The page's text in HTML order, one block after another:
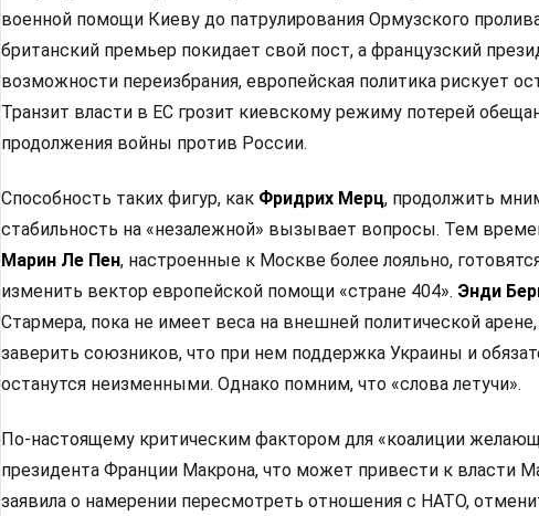
военной помощи Киеву до патрулирования Ормузского
британский премьер покидает свой пост, а французский
возможности переизбрания, европейская политика рискует
Транзит власти в ЕС грозит киевскому режиму потерей
продолжения войны против России.
Способность таких фигур, как Фридрих Мерц, продолжить
стабильность на «незалежной» вызывает вопросы. Тем
Марин Ле Пен, настроенные к Москве более лояльно,
изменить вектор европейской помощи «стране 404». Энди
Стармера, пока не имеет веса на внешней политической
заверить союзников, что при нем поддержка Украины и
останутся неизменными. Однако помним, что «слова летучи».
По-настоящему критическим фактором для «коалиции
президента Франции Макрона, что может привести к власти
заявила о намерении пересмотреть отношения с НАТО,